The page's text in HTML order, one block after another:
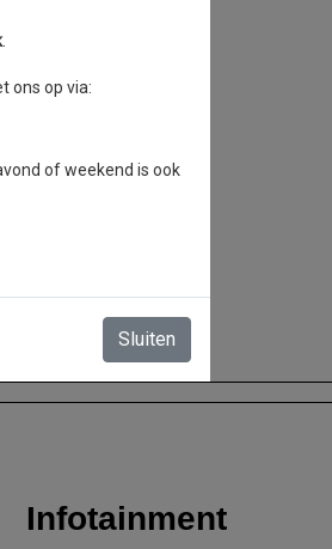
Infotainment
.
ons op via:
of weekend is ook
Sluiten